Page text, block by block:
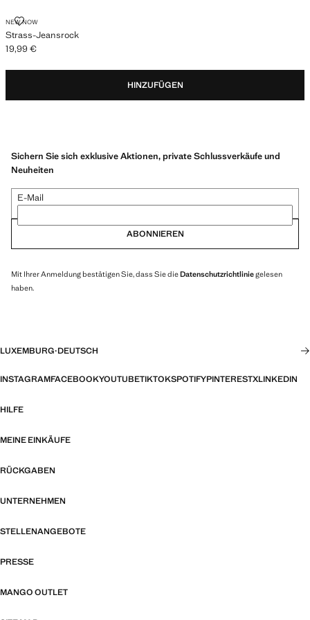
NEW NOW
Strass-Jeansrock
STRASS-JEANSROCK
Aktueller Preis [19,99 € ]
19,99 €
HINZUFÜGEN
Sichern Sie sich exklusive Aktionen, private Schlussverkäufe und
Neuheiten
E-Mail
ABONNIEREN
Mit Ihrer Anmeldung bestätigen Sie, dass Sie dieDatenschutzrichtliniegelesen
haben.
LUXEMBURG·DEUTSCH
INSTAGRAMFACEBOOKYOUTUBETIKTOKSPOTIFYPINTERESTXLINKEDIN
HILFE
MEINE EINKÄUFE
RÜCKGABEN
UNTERNEHMEN
STELLENANGEBOTE
PRESSE
MANGO OUTLET